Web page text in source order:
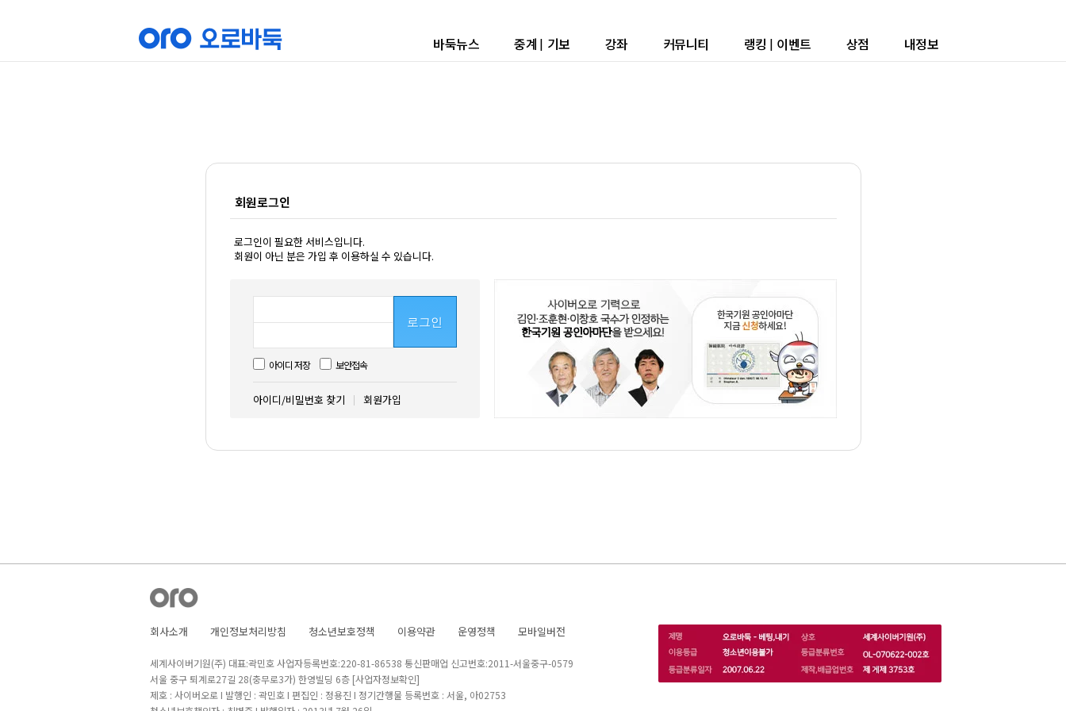
바둑뉴스 중계 | 기보 강좌 커뮤니티 랭킹 | 이벤트 상점 내정보
회원로그인
로그인이 필요한 서비스입니다.
회원이 아닌 분은 가입 후 이용하실 수 있습니다.
로그인
아이디 저장 보안접속
아이디/비밀번호 찾기 회원가입
회사소개 개인정보처리방침 청소년보호정책 이용약관 운영정책 모바일버전
세계사이버기원(주) 대표:곽민호 사업자등록번호:220-81-86538 통신판매업 신고번호:2011-서울중구-0579
서울 중구 퇴계로27길 28(충무로3가) 한영빌딩 6층 [사업자정보확인]
제호 : 사이버오로 I 발행인 : 곽민호 I 편집인 : 정용진 I 정기간행물 등록번호 : 서울, 아02753